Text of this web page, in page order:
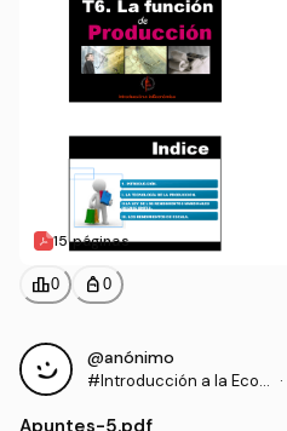
15 páginas
leaderboard0 personal_bag 0
@anónimo
#Introducción a la Econ ·
Apuntes-5.pdf